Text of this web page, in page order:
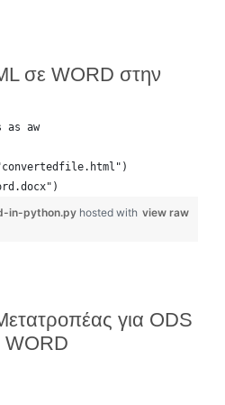
σε WORD στην
as aw
view raw
in-python.py hosted with
για ODS
WORD